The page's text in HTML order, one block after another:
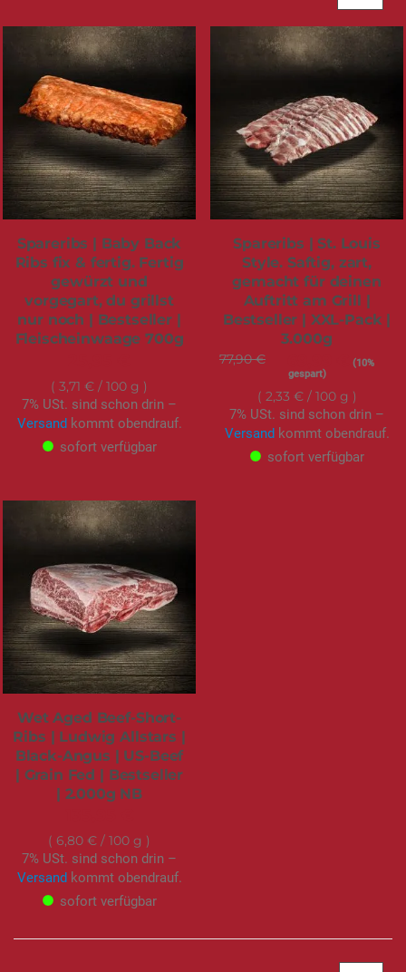
Spareribs | Baby Back
Ribs fix & fertig. Fertig
gewürzt und
vorgegart, du grillst
nur noch | Bestseller |
Fleischeinwaage 700g
3,71 € / 100 g
7% USt. sind schon drin –
Versandkommt obendrauf.
sofort verfügbar
Spareribs | St. Louis
Style. Saftig, zart,
gemacht für deinen
Auftritt am Grill |
Bestseller | XXL-Pack |
3.000g
77,90 € Sonderangebot(10%
gespart)
2,33 €/ 100 g
7% USt. sind schon drin –
Versandkommt obendrauf.
sofort verfügbar
Wet Aged Beef-Short-
Ribs | Ludwig Allstars |
Black-Angus | US-Beef
| Grain Fed | Bestseller
| 2.000g NB
6,80 € / 100 g
7% USt. sind schon drin –
Versand kommt obendrauf.
sofort verfügbar